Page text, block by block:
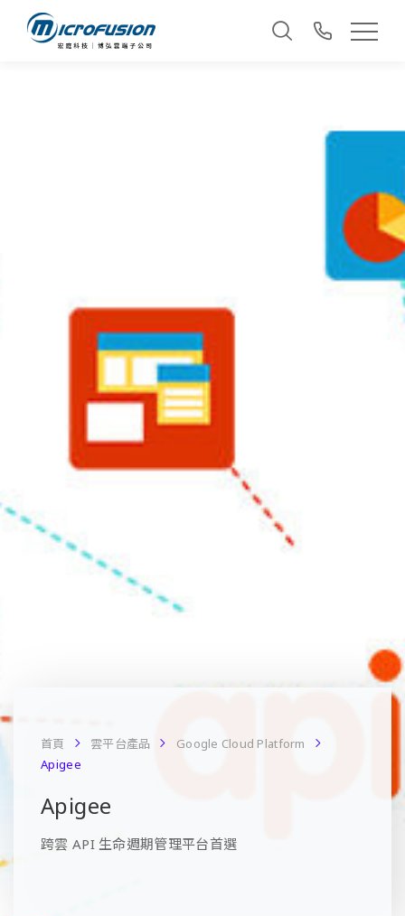
首頁 雲平台產品
Google Cloud Platform
Apigee
Apigee
跨雲 API 生命週期管理平台首選